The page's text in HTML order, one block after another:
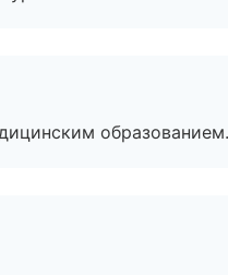
образованием.